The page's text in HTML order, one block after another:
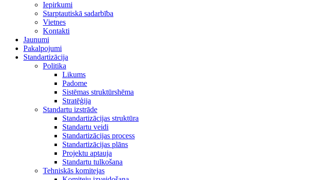
Iepirkumi
Starptautiskā sadarbība
Vietnes
Kontakti
Jaunumi
Pakalpojumi
Standartizācija
Politika
Likums
Padome
Sistēmas struktūrshēma
Stratēģija
Standartu izstrāde
Standartizācijas struktūra
Standartu veidi
Standartizācijas process
Standartizācijas plāns
Projektu aptauja
Standartu tulkošana
Tehniskās komitejas